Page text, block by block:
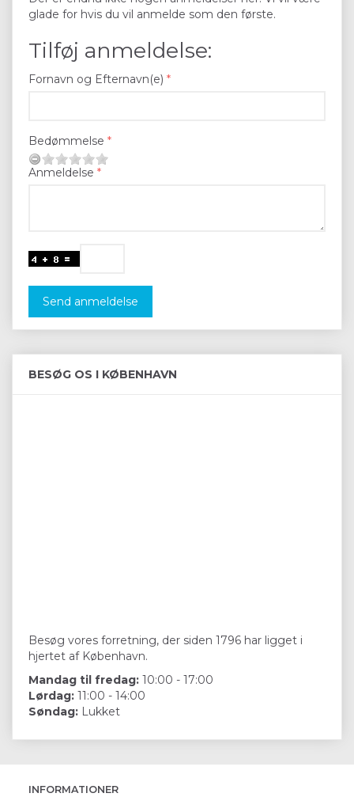
glade for hvis du vil anmelde som den første.
Tilføj anmeldelse:
Fornavn og Efternavn(e)
Bedømmelse
Anmeldelse
Send anmeldelse
BESØG OS I KØBENHAVN
Besøg vores forretning, der siden 1796 har ligget i
hjertet af København.
Mandag til fredag: 10:00 - 17:00
Lørdag: 11:00 - 14:00
Søndag: Lukket
INFORMATIONER